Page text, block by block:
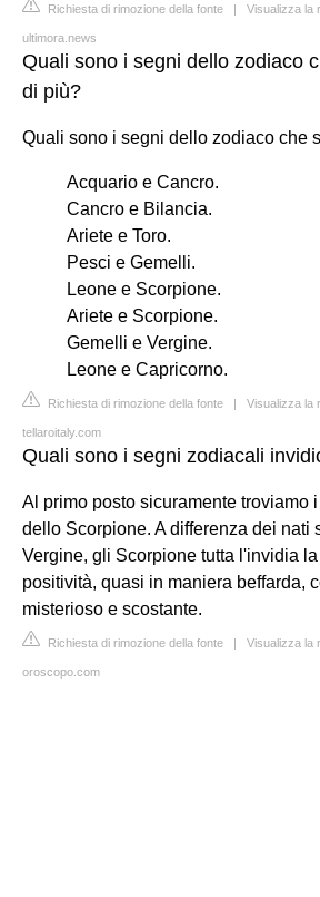
Richiesta di rimozione della fonte | Visualizza la
ultimora.news
Quali sono i segni dello zodiaco
di più?
Quali sono i segni dello zodiaco che
Acquario e Cancro.
Cancro e Bilancia.
Ariete e Toro.
Pesci e Gemelli.
Leone e Scorpione.
Ariete e Scorpione.
Gemelli e Vergine.
Leone e Capricorno.
Richiesta di rimozione della fonte | Visualizza la
tellaroitaly.com
Quali sono i segni zodiacali
Al primo posto sicuramente troviamo
dello Scorpione. A differenza dei nati
Vergine, gli Scorpione tutta l'invidia
positività, quasi in maniera beffarda,
misterioso e scostante.
Richiesta di rimozione della fonte | Visualizza la
oroscopo.com